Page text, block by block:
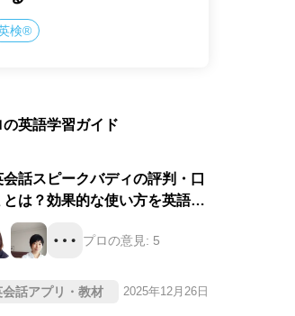
検®
の英語学習ガイド
話スピークバディの評判・口
とは？効果的な使い方を英語の
が徹底評価！
プロの意見: 5
会話アプリ・教材 2025年12月26日